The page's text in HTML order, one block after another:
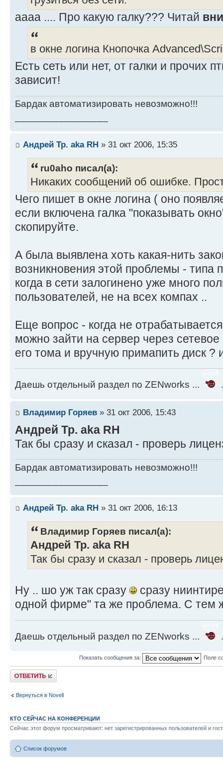
аааа .... Про какую галку??? Читай
в окне логина Кнопочка
Есть сеть или нет, от галки и прочих
зависит!
Бардак автоматизировать невозможно!!!
Андрей Тр. aka RH » 31 окт 2006, 15:35
ru0aho писал(а):
Никаких сообщений об ошибке.
Чего пишет в окне логина ( оно
если включена галка "показывать
скопируйте.
А была выявлена хоть какая-нить
возникновения этой проблемы - типа
когда в сети залогинено уже много
пользователей, не на всех компах ..
Еще вопрос - когда не
можно зайти на сервер через
его тома и вручную примапить диск ?
Даешь отдельный раздел по ZENworks ...
Владимир Горяев » 31 окт 2006, 15:43
Андрей Тр. aka RH
Так бы сразу и сказал - проверь
Бардак автоматизировать невозможно!!!
Андрей Тр. aka RH » 31 окт 2006, 16:13
Владимир Горяев писал(а):
Андрей Тр. aka RH
Так бы сразу и сказал - проверь
Ну .. шо уж так сразу
сразу
одной фирме" та же проблема. С тем
Даешь отдельный раздел по ZENworks ...
Показать сообщения за: Поле
Ответить
Вернуться в Novell
КТО СЕЙЧАС НА КОНФЕРЕНЦИИ
Сейчас этот форум просматривают: нет зарегистрированных пользователей и
Список форумов